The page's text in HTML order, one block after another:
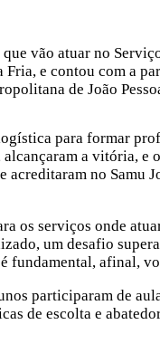
vão atuar no
e contou com a
de João
para formar
a vitória, e
no Samu
serviços onde
um desafio
fundamental, afinal,
participaram de
de escolta e